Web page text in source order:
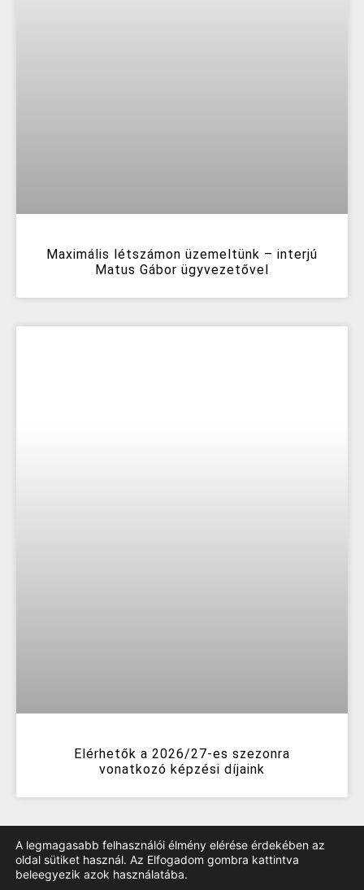
Maximális létszámon üzemeltünk – interjú
Matus Gábor ügyvezetővel
Elérhetők a 2026/27-es szezonra
vonatkozó képzési díjaink
A legmagasabb felhasználói élmény elérése érdekében az
oldal sütiket használ. Az Elfogadom gombra kattintva
beleegyezik azok használatába.